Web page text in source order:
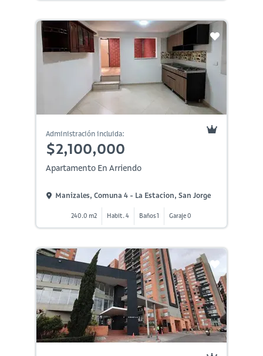
Administración incluida:
$2,100,000
Apartamento En Arriendo
Manizales, Comuna 4 - La Estacion, San Jorge
240.0 m2 Habit. 4 Baños 1 Garaje 0